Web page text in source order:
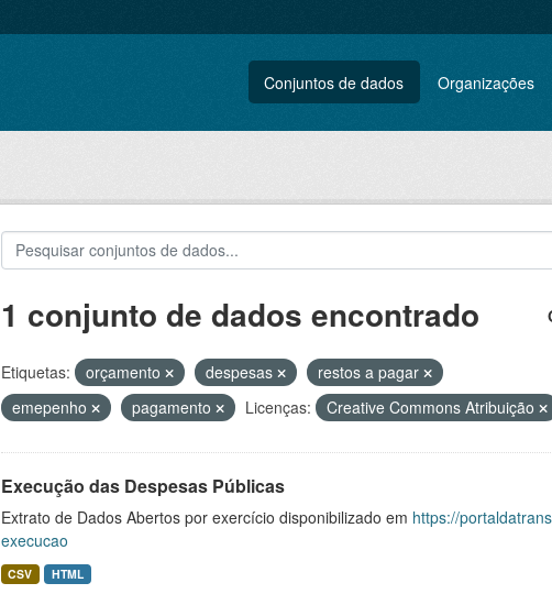
Conjuntos de dados Organizações
1 conjunto de dados encontrado
Etiquetas: orçamento despesas
restos a pagar
emepenho
pagamento Licenças: Creative Commons Atribuição
Execução das Despesas Públicas
Extrato de Dados Abertos por exercício disponibilizado em https://
execucao
CSV HTML